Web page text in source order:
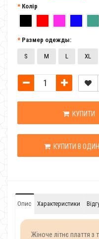
Колір
Размер одежды:
S M L XL
КУПИТИ
КУПИТИ В ОДИН
Опис Характеристики
Жіноче літнє плаття з